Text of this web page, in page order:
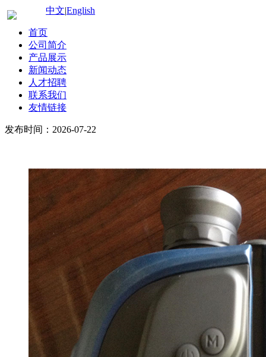
中文|English
首页
公司简介
产品展示
新闻动态
人才招聘
联系我们
友情链接
发布时间：2026-07-22